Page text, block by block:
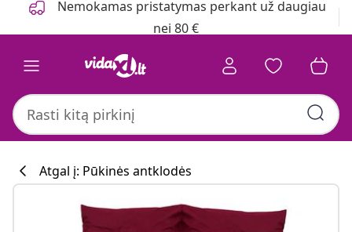
Nemokamas pristatymas perkant už daugiau
nei 80 €
Atgal į: Pūkinės antklodės